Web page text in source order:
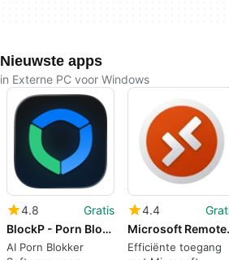
Nieuwste apps
in Externe PC voor Windows
4.8
Gratis
BlockP - Porn Blocker
AI Porn Blokker
4.4
Efficiënte toegang